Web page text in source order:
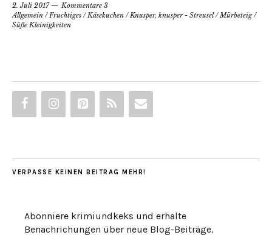
2. Juli 2017
Kommentare 3
Allgemein / Fruchtiges / Käsekuchen / Knusper, knusper - Streusel/ Mürbeteig/
Süße Kleinigkeiten
VERPASSE KEINEN BEITRAG MEHR!
Abonniere krimiundkeks und erhalte
Benachrichungen über neue Blog-Beiträge.